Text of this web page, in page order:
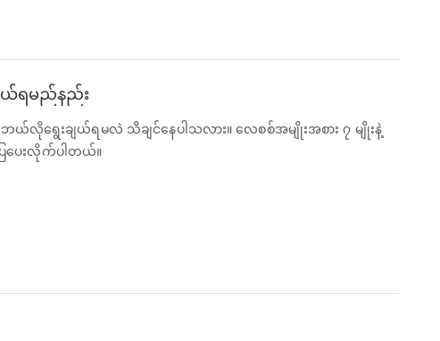
ယ်ရမည်နည်း
းချယ်ရမလဲ သိချင်နေပါသလား။ လေစစ်အမျိုးအစား ၇ မျိုးနဲ့
ေးလိုက်ပါတယ်။